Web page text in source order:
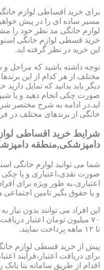
برای خرید اقساطی لوازم
مسیر ساده ای را در پیش
لوازم خانگی مد نظر خود را
خرید قسطی لوازم خانگی اسنوا
این خرید در نظر گرفته اید.
توجه داشته باشید که مراحل
مختلف از هر کدام از این
دیگر باید بدانید که تمایل
صورت چکی انجام دهید و یا
اید.در ادامه به شرح مختصر
خانگی از برندهای مختلف در
شرایط خرید اقساطی
دامپزشکی,منطقه
شما می توانید لوازم خانگی
صورت نقدی،اعتباری و یا چکی
اعتباری،به طور ویژه برای
و یا حقوق بگیر تامین اجتماعی
این افراد می توانند بدون
تا ۱۲ ماهه پرداخت نمایند.
پیش از خرید قسطی لوازم
برای دریافت اعتبار،فرآیند
اقدام از طریق سامانه بتا